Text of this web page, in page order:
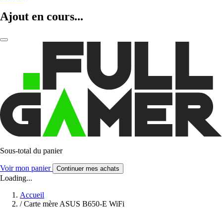
Ajout en cours...
Sous-total du panier
Voir mon panier Continuer mes achats
Loading...
Accueil
/ Carte mère ASUS B650-E WiFi